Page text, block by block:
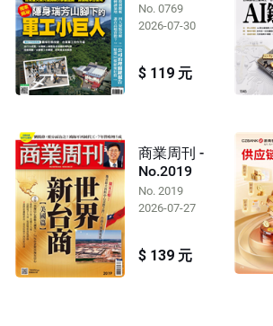
No. 0769
2026-07-30
$ 119 元
商業周刊 -
No.2019
No. 2019
2026-07-27
$ 139 元